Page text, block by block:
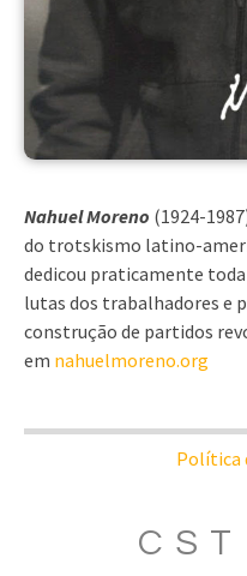
Nahuel Moreno (1924-
do trotskismo latino-
dedicou praticamente toda
lutas dos trabalhadores e
construção de partidos
em nahuelmoreno.org
Política